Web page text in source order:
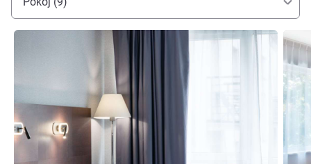
Pokaż szczegóły Pokaż